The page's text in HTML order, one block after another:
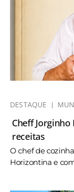
DESTAQUE
Cheff
receitas
O chef de
Horizontina e